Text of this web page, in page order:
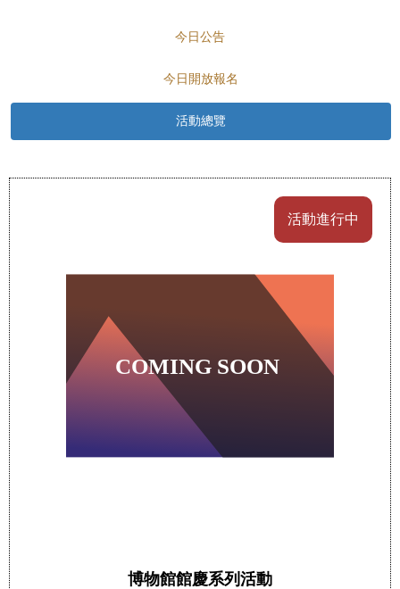
今日公告
今日開放報名
活動總覽
活動進行中
博物館館慶系列活動